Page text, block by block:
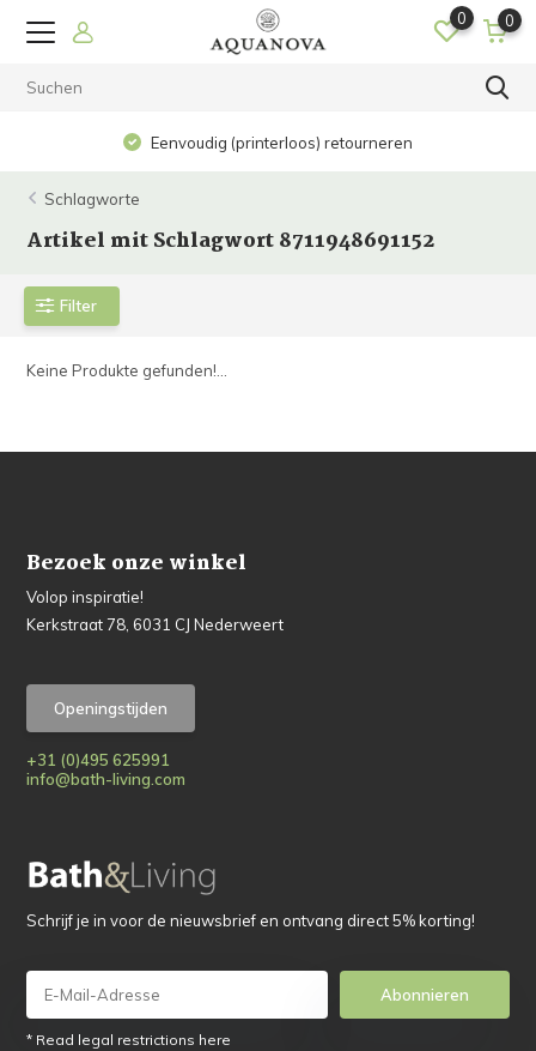
0 0
Eenvoudig (printerloos) retourneren
Schlagworte
Artikel mit Schlagwort 8711948691152
Filter
Keine Produkte gefunden!...
Bezoek onze winkel
Volop inspiratie!
Kerkstraat 78, 6031 CJ Nederweert
Openingstijden
+31 (0)495 625991
info@bath-living.com
Schrijf je in voor de nieuwsbrief en ontvang direct 5% korting!
Abonnieren
* Read legal restrictions here